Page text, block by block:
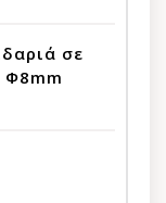
σε